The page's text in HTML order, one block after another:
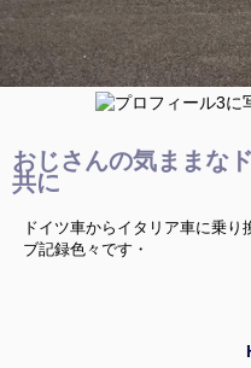
おじさんの気ままな
共に
ドイツ車からイタリア車に乗
ブ記録色々です・